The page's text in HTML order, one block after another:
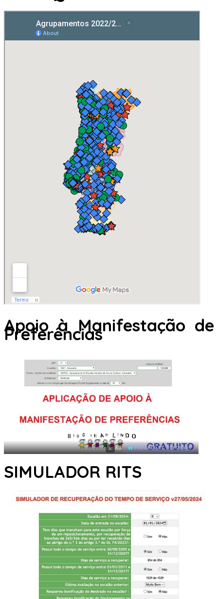
Apoio à Manifestação de
Preferências
× AD POWERED BY WEFORADS
SIMULADOR RITS